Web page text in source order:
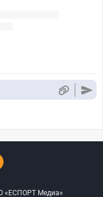
«ЕСПОРТ Медиа»